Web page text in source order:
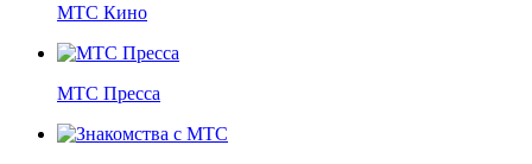
МТС Кино
МТС Пресса